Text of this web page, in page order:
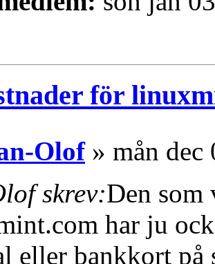
för
Olof» mån dec
skrev:Den
har ju
eller bankkort på